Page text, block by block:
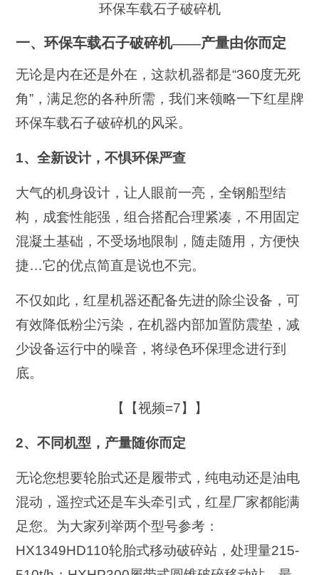
环保车载石子破碎机
一、环保车载石子破碎机——产量由你而定
无论是内在还是外在，这款机器都是“360度无死
角”，满足您的各种所需，我们来领略一下红星牌
环保车载石子破碎机的风采。
1、全新设计，不惧环保严查
大气的机身设计，让人眼前一亮，全钢船型结
构，成套性能强，组合搭配合理紧凑，不用固定
混凝土基础，不受场地限制，随走随用，方便快
捷…它的优点简直是说也不完。
不仅如此，红星机器还配备先进的除尘设备，可
有效降低粉尘污染，在机器内部加置防震垫，减
少设备运行中的噪音，将绿色环保理念进行到
底。
【【视频=7】】
2、不同机型，产量随你而定
无论您想要轮胎式还是履带式，纯电动还是油电
混动，遥控式还是车头牵引式，红星厂家都能满
足您。为大家列举两个型号参考：
HX1349HD110轮胎式移动破碎站，处理量215-